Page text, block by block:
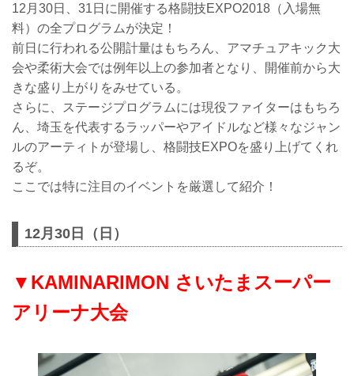
12月30日、31日に開催する格闘技EXPO2018（入場無
料）の全プログラムが決定！
前日に行われる公開計量はもちろん、アマチュアキック大
会や柔術大会では例年以上の参加者となり、開催前から大
きな盛り上がりをみせている。
さらに、ステージプログラムには現役ファイターはもちろ
ん、埼玉を代表するラッパーやアイドルなど様々なジャン
ルのアーティトが登場し、格闘技EXPOを盛り上げてくれ
るぞ。
ここでは特に注目のイベントを厳選して紹介！
12月30日（日）
▼KAMINARIMON さいたまスーパー
アリーナ大会